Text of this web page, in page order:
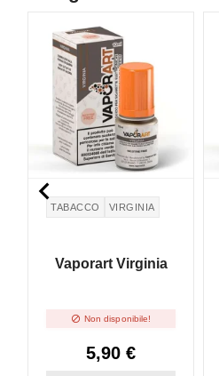
TABACCO VIRGINIA
Vaporart Virginia
 Non disponibile!
5,90 €
